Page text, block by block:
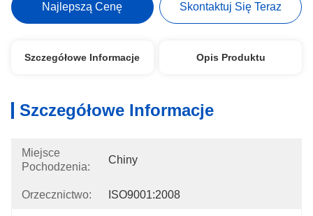
Najlepszą Cenę Skontaktuj Się Teraz
Szczegółowe Informacje Opis Produktu
Szczegółowe Informacje
Miejsce
Pochodzenia:
Chiny
Orzecznictwo: ISO9001:2008